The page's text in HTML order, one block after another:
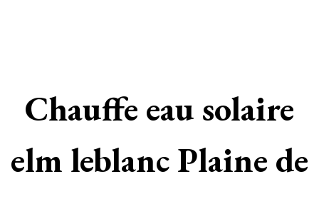
Chauffe eau solaire
elm leblanc Plaine de